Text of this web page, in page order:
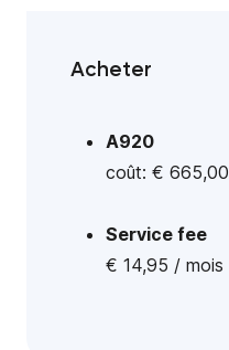
Acheter
A920
coût: € 665,00
Service fee
€ 14,95 / mois